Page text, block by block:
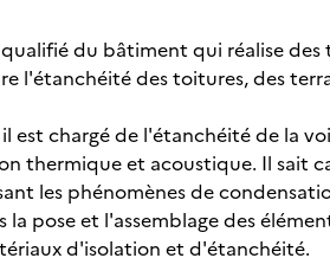
du bâtiment qui réalise
l'étanchéité des toitures, des
est chargé de l'étanchéité de la
thermique et acoustique. Il sait
les phénomènes de
pose et l'assemblage des
d'isolation et d'étanchéité.